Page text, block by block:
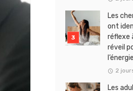
Les
ont
réflexe
réveil
l’énergie
2
Les